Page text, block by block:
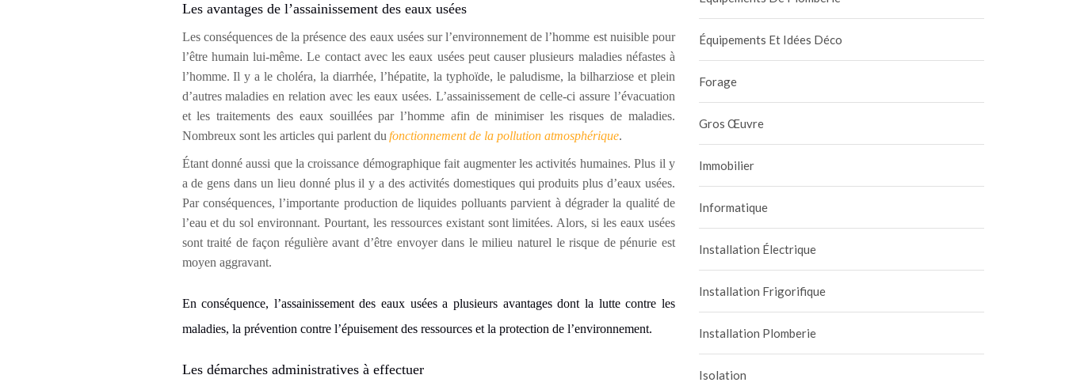
Les avantages de l’assainissement des eaux usées
Les conséquences de la présence des eaux usées sur l’environnement de l’homme est nuisible pour
l’être humain lui-même. Le contact avec les eaux usées peut causer plusieurs maladies néfastes à
l’homme. Il y a le choléra, la diarrhée, l’hépatite, la typhoïde, le paludisme, la bilharziose et plein
d’autres maladies en relation avec les eaux usées. L’assainissement de celle-ci assure l’évacuation
et les traitements des eaux souillées par l’homme afin de minimiser les risques de maladies.
Nombreux sont les articles qui parlent du fonctionnement de la pollution atmosphérique.
Étantdonné aussi que la croissance démographique fait augmenter les activités humaines. Plus il y
a de gens dans un lieu donné plus il y a des activités domestiques qui produits plus d’eaux usées.
Par conséquences, l’importante production de liquides polluants parvient à dégrader la qualité de
l’eau et du sol environnant. Pourtant, les ressources existant sont limitées. Alors, si les eaux usées
sont traité de façon régulière avant d’être envoyer dans le milieu naturel le risque de pénurie est
moyen aggravant.
En conséquence, l’assainissement des eaux usées a plusieurs avantages dont la lutte contre les
maladies, la prévention contre l’épuisement des ressources et la protection de l’environnement.
Les démarches administratives à effectuer
Équipements Et Idées Déco
Forage
Gros Œuvre
Immobilier
Informatique
Installation Électrique
Installation Frigorifique
Installation Plomberie
Isolation